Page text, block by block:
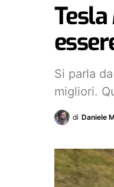
Si parla
migliori.
di Daniele